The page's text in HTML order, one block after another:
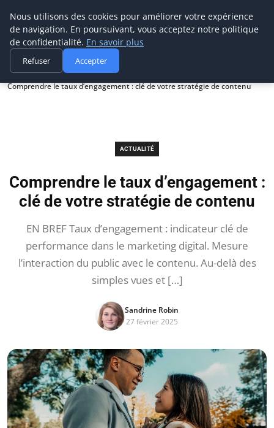
Prospection Pro
Accueil
Actualité
Comprendre le taux d’engagement : clé de votre stratégie de contenu
ACTUALITÉ
Comprendre le taux d’engagement :
clé de votre stratégie de contenu
EN BREF Taux d’engagement : indicateur clé de
performance dans le marketing digital. Mesure
l’interaction du public avec le contenu. Au-delà des
simples vues et […]
Sandrine Robin
27 février 2025
Nous utilisons des cookies pour améliorer votre expérience
de navigation. En poursuivant, vous acceptez notre politique
de confidentialité. En savoir plus
Refuser Accepter